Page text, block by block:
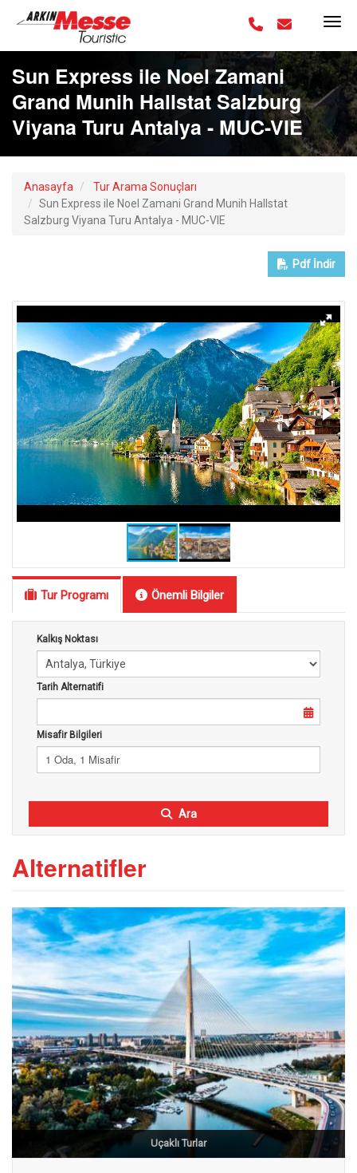
Sun Express ile Noel Zamani
Grand Munih Hallstat Salzburg
Viyana Turu Antalya - MUC-VIE
Anasayfa
Tur Arama Sonuçları
Sun Express ile Noel Zamani Grand Munih Hallstat
Salzburg Viyana Turu Antalya - MUC-VIE
Pdf İndir
Tur Programı Önemli Bilgiler
Kalkış Noktası
Tarih Alternatifi
Misafir Bilgileri
1 Oda, 1 Misafir
Ara
Alternatifler
Uçaklı Turlar